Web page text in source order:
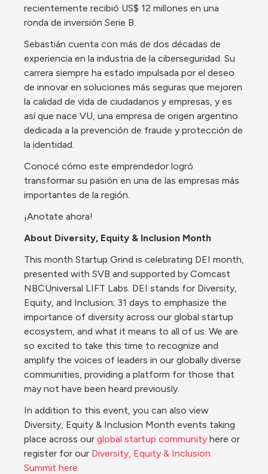
recientemente recibió US$ 12 millones en una
ronda de inversión Serie B.
Sebastián cuenta con más de dos décadas de
experiencia en la industria de la ciberseguridad. Su
carrera siempre ha estado impulsada por el deseo
de innovar en soluciones más seguras que mejoren
la calidad de vida de ciudadanos y empresas, y es
así que nace VU, una empresa de origen argentino
dedicada a la prevención de fraude y protección de
la identidad.
Conocé cómo este emprendedor logró
transformar su pasión en una de las empresas más
importantes de la región.
¡Anotate ahora!
About Diversity, Equity & Inclusion Month
This month Startup Grind is celebrating DEI month,
presented with SVB and supported by Comcast
NBCUniversal LIFT Labs. DEI stands for Diversity,
Equity, and Inclusion; 31 days to emphasize the
importance of diversity across our global startup
ecosystem, and what it means to all of us. We are
so excited to take this time to recognize and
amplify the voices of leaders in our globally diverse
communities, providing a platform for those that
may not have been heard previously.
In addition to this event, you can also view
Diversity, Equity & Inclusion Month events taking
place across our global startup community here or
register for our Diversity, Equity & Inclusion
Summit here.